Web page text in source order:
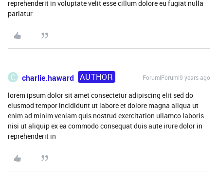
reprehenderit in voluptate velit esse cillum dolore eu fugiat nulla
pariatur
C charlie.haward AUTHOR Forum|Forum|9 years ago
lorem ipsum dolor sit amet consectetur adipiscing elit sed do
eiusmod tempor incididunt ut labore et dolore magna aliqua ut
enim ad minim veniam quis nostrud exercitation ullamco laboris
nisi ut aliquip ex ea commodo consequat duis aute irure dolor in
reprehenderit in